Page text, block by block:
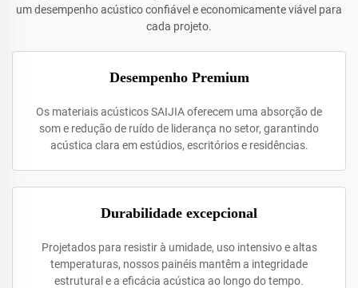
um desempenho acústico confiável e economicamente viável para
cada projeto.
Desempenho Premium
Os materiais acústicos SAIJIA oferecem uma absorção de
som e redução de ruído de liderança no setor, garantindo
acústica clara em estúdios, escritórios e residências.
Durabilidade excepcional
Projetados para resistir à umidade, uso intensivo e altas
temperaturas, nossos painéis mantêm a integridade
estrutural e a eficácia acústica ao longo do tempo.